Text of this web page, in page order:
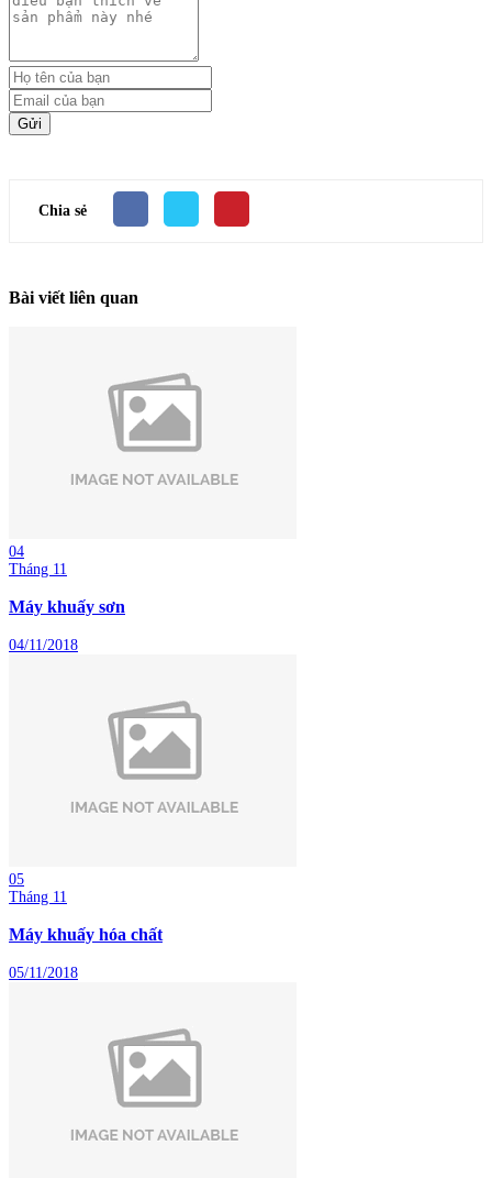
Gửi
Chia sẻ
Bài viết liên quan
04
Tháng 11
Máy khuấy sơn
04/11/2018
05
Tháng 11
Máy khuấy hóa chất
05/11/2018